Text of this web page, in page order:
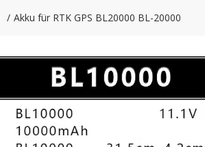
Akku für RTK GPS BL20000 BL-20000